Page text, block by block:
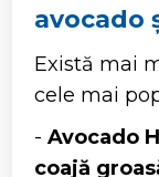
avocado
Există mai
cele mai
-Avocado
coajă